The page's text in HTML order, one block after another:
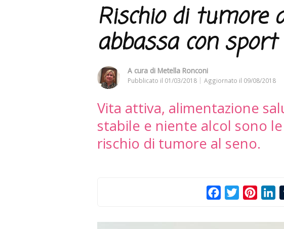
Rischio di tumore
abbassa con
A cura di Metella Ronconi
Pubblicato il 01/03/2018 Aggiornato il 09/08/2018
Vita attiva, alimentazione
stabile e niente alcol sono
rischio di tumore al seno.
FacebookTwitter